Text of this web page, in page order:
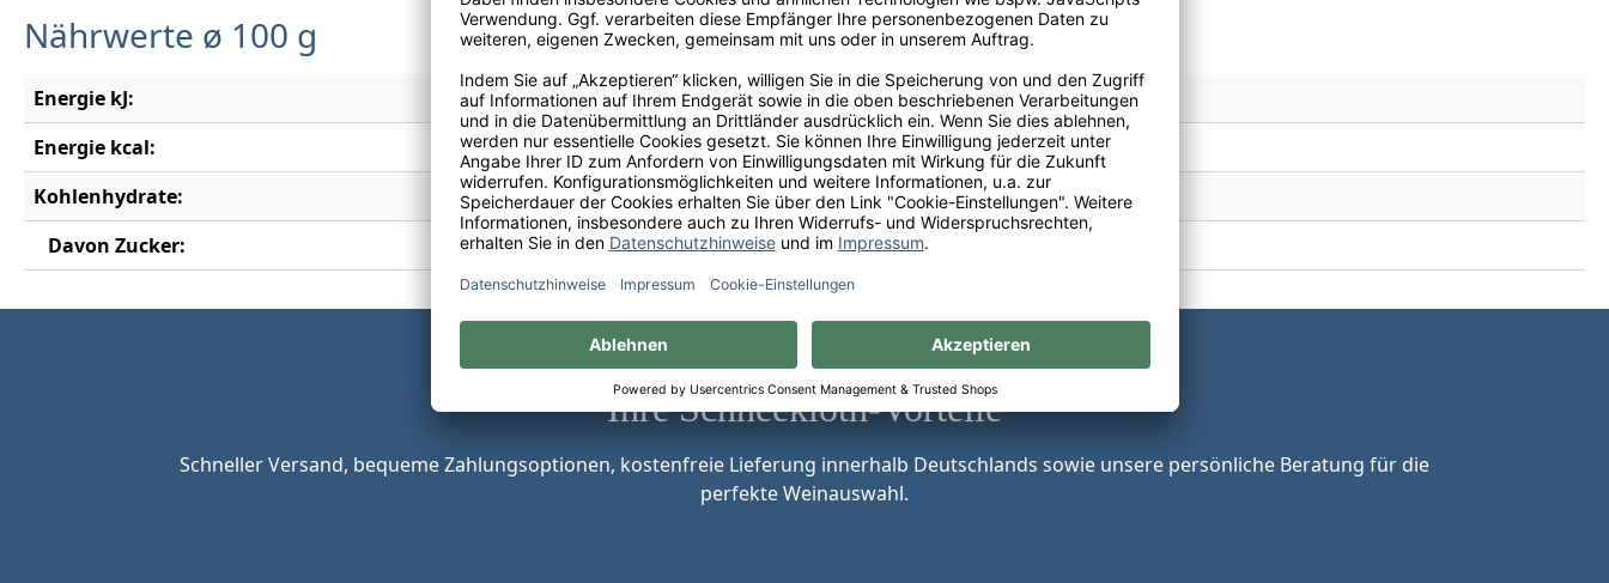
Nährwerte ø 100 g
Energie kJ:
371 kJ
Energie kcal:
89 kcal
Kohlenhydrate:
8,2 g
Davon Zucker:
7,5 g
Ihre Schneekloth-Vorteile
Schneller Versand, bequeme Zahlungsoptionen, kostenfreie Lieferung innerhalb Deutschlands sowie unsere persönliche Beratung für die
perfekte Weinauswahl.